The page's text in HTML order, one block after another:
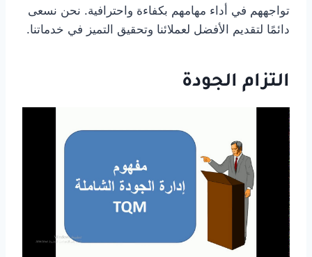
تواجههم في أداء مهامهم بكفاءة واحترافية. نحن نسعى
دائمًا لتقديم الأفضل لعملائنا وتحقيق التميز في خدماتنا.
التزام الجودة